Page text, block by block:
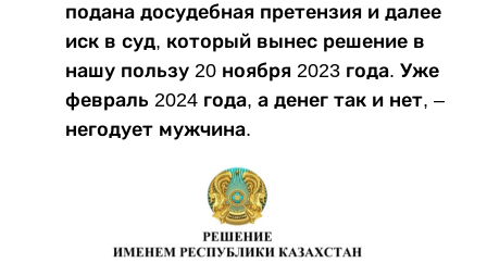
подана досудебная претензия и далее
иск в суд, который вынес решение в
нашу пользу 20 ноября 2023 года. Уже
февраль 2024 года, а денег так и нет, –
негодует мужчина.